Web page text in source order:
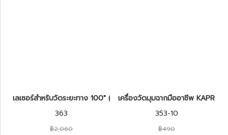
เลเซอร์สำหรับวัดระยะทาง 100" (30cm) KAPRO รุ่น 363
363
฿2,060
เครื่องวัดมุมฉากมืออาชีพ KAPRO
353-10
฿490